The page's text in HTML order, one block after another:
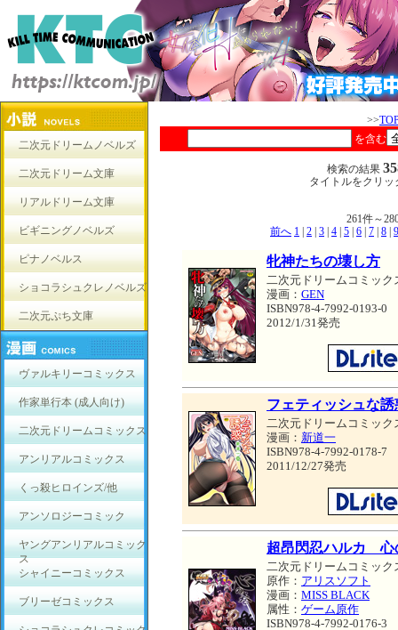
二次元ドリームノベルズ
二次元ドリーム文庫
リアルドリーム文庫
ビギニングノベルズ
ピナノベルス
ショコラシュクレノベルズ
二次元ぷち文庫
ヴァルキリーコミックス
作家単行本 (成人向け)
二次元ドリームコミックス
アンリアルコミックス
くっ殺ヒロインズ/他
アンソロジーコミック
ヤングアンリアルコミック
ス
シャイニーコミックス
ブリーゼコミックス
>>
を含む
検索の結果
タイトルをクリ
261件～
前へ 1 2 3 4 5 6 7 8 9
牝神たちの壊し方
二次元ドリームコミック
漫画： GEN
ISBN978-4-7992-0193-0
2012/1/31発売
フェティッシュな誘
二次元ドリームコミック
漫画： 新道一
ISBN978-4-7992-0178-7
2011/12/27発売
超昂閃忍ハルカ 心
二次元ドリームコミック
原作： アリスソフト
漫画： MISS BLACK
属性： ゲーム原作
ISBN978-4-7992-0176-3